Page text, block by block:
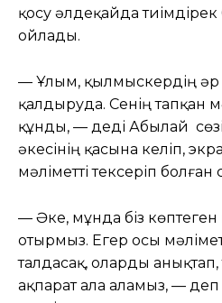
қосу әлдеқайда
ойлады.
— Ұлым, қылмыскердің әр
қалдыруда. Сенің тапқан
құнды, — деді Абылай
әкесінің қасына келіп,
мәліметті тексеріп болған
— Әке, мұнда біз көптеген
отырмыз. Егер осы
талдасақ, оларды
ақпарат ала аламыз, — деп